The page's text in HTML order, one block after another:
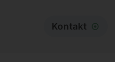
Kontakt ⦿